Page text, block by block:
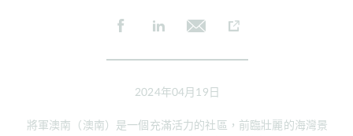
2024年04月19日
將軍澳南（澳南）是一個充滿活力的社區，前臨壯麗的海灣景